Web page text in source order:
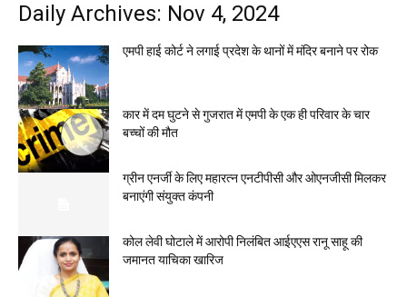
Daily Archives: Nov 4, 2024
एमपी हाई कोर्ट ने लगाई प्रदेश के थानों में मंदिर बनाने पर रोक
कार में दम घुटने से गुजरात में एमपी के एक ही परिवार के चार
बच्चों की मौत
ग्रीन एनर्जी के लिए महारत्न एनटीपीसी और ओएनजीसी मिलकर
बनाएंगी संयुक्त कंपनी
कोल लेवी घोटाले में आरोपी निलंबित आईएएस रानू साहू की
जमानत याचिका खारिज